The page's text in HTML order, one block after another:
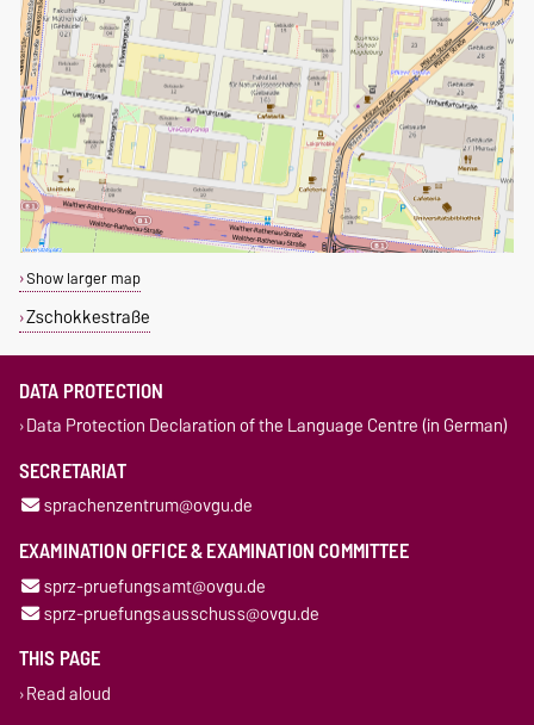
Show larger map
Zschokkestraße
DATA PROTECTION
Data Protection Declaration of the Language Centre (in German)
SECRETARIAT
sprachenzentrum@ovgu.de
EXAMINATION OFFICE & EXAMINATION COMMITTEE
sprz-pruefungsamt@ovgu.de
sprz-pruefungsausschuss@ovgu.de
THIS PAGE
Read aloud